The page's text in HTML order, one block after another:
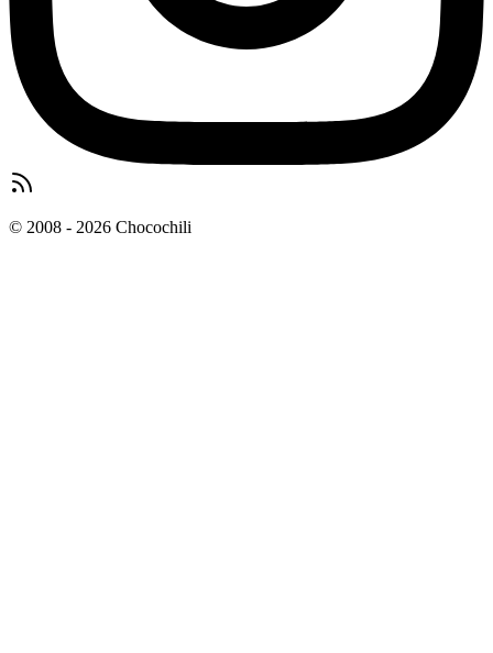
© 2008 - 2026 Chocochili